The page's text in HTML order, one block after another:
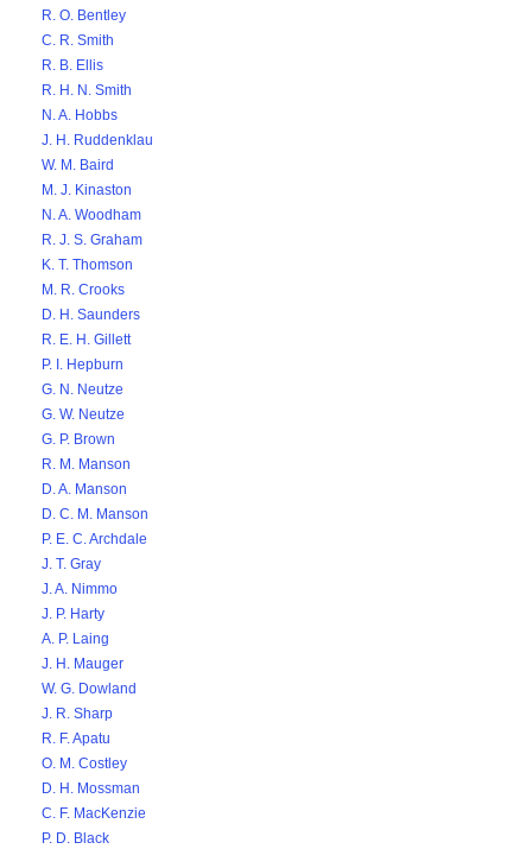
R. O. Bentley
C. R. Smith
R. B. Ellis
R. H. N. Smith
N. A. Hobbs
J. H. Ruddenklau
W. M. Baird
M. J. Kinaston
N. A. Woodham
R. J. S. Graham
K. T. Thomson
M. R. Crooks
D. H. Saunders
R. E. H. Gillett
P. I. Hepburn
G. N. Neutze
G. W. Neutze
G. P. Brown
R. M. Manson
D. A. Manson
D. C. M. Manson
P. E. C. Archdale
J. T. Gray
J. A. Nimmo
J. P. Harty
A. P. Laing
J. H. Mauger
W. G. Dowland
J. R. Sharp
R. F. Apatu
O. M. Costley
D. H. Mossman
C. F. MacKenzie
P. D. Black